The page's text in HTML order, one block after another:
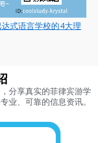
达式语言学校的4大理
分享真实的菲律宾游学
业、可靠的信息资讯。